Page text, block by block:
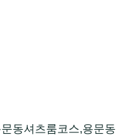
동셔츠룸코스,용문동